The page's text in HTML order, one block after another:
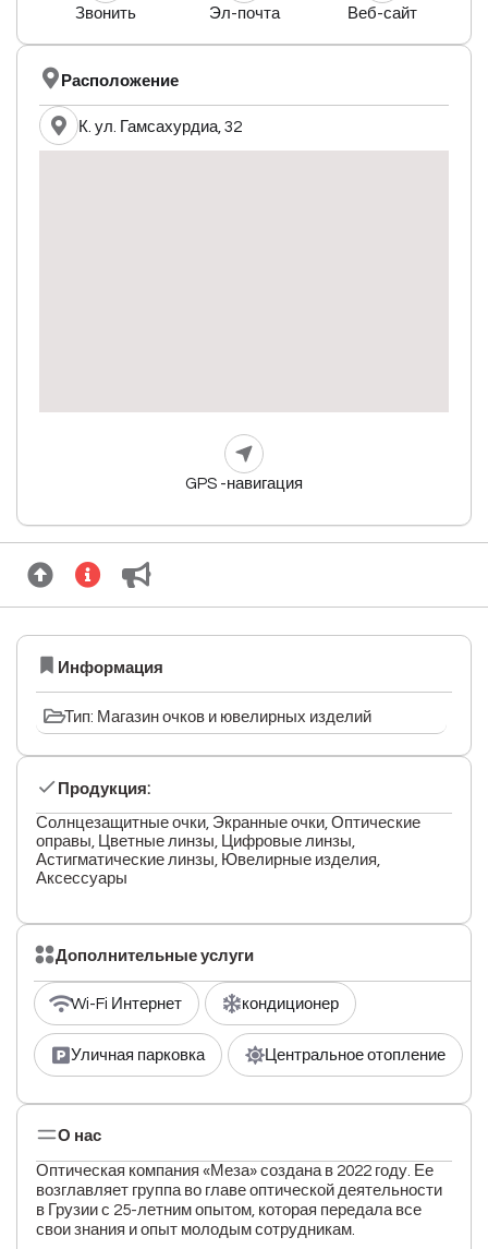
Звонить Эл-почта Веб-сайт
Расположение
К. ул. Гамсахурдиа, 32
GPS -навигация
Информация
Тип: Магазин очков и ювелирных изделий
Продукция:
Солнцезащитные очки, Экранные очки, Оптические
оправы, Цветные линзы, Цифровые линзы,
Астигматические линзы, Ювелирные изделия,
Аксессуары
Дополнительные услуги
Wi-Fi Интернет кондиционер
Уличная парковка Центральное отопление
О нас
Оптическая компания «Меза» создана в 2022 году. Ее
возглавляет группа во главе оптической деятельности
в Грузии с 25-летним опытом, которая передала все
свои знания и опыт молодым сотрудникам.